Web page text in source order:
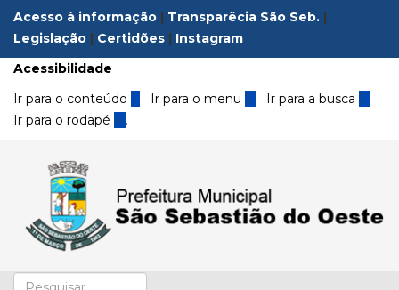
Acesso à informação | Transparêcia São Seb. |
Legislação | Certidões | Instagram
Acessibilidade
Ir para o conteúdo 1 Ir para o menu 2 Ir para a busca3
Ir para o rodapé 4 .